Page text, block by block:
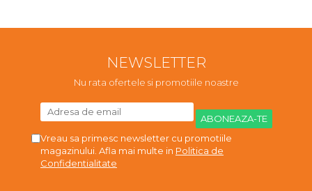
NEWSLETTER
Nu rata ofertele si promotiile noastre
Vreau sa primesc newsletter cu promotiile
magazinului. Afla mai multe in Politica de
Confidentialitate